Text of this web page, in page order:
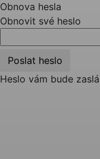
Obnova hesla
Obnovit své heslo
Heslo vám bude